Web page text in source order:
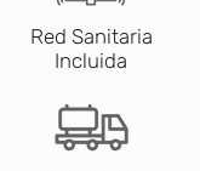
Red Sanitaria
Incluida